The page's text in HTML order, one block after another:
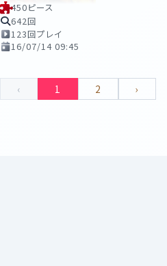
450ピース
642回
123回プレイ
16/07/14 09:45
‹ 1 2 ›